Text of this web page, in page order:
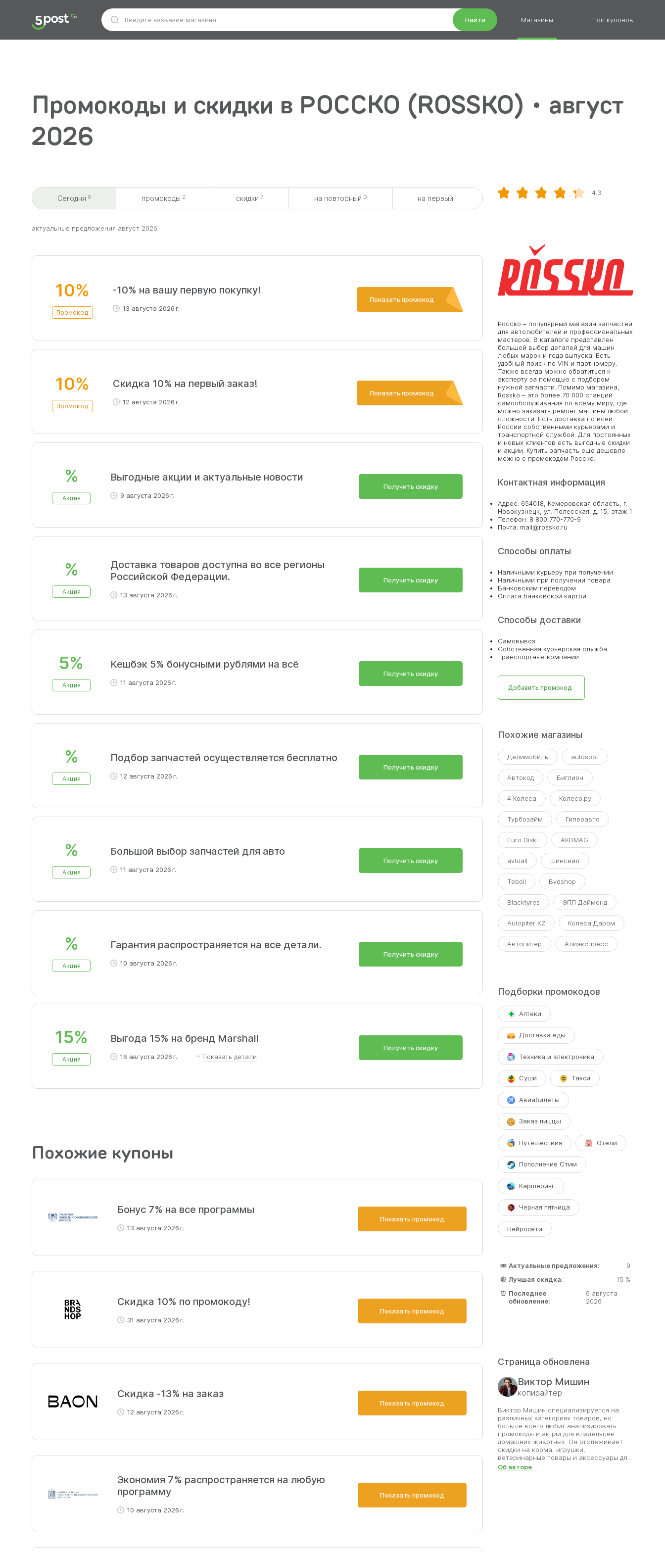
Найти Магазины Топ купонов
Промокоды и скидки в РОССКО (ROSSKO) • август
2026
Сегодня 9 промокоды 2 скидки 7 на повторный 0 на первый 1
aктуальные предложения август 2026
10%
Промокод
-10% на вашу первую покупку!
13 августа 2026 г.
Показать промокод
10%
Промокод
Скидка 10% на первый заказ!
12 августа 2026 г.
Показать промокод
%
Акция
Выгодные акции и актуальные новости
9 августа 2026 г.
Получить скидку
%
Акция
Доставка товаров доступна во все регионы
Российской Федерации.
13 августа 2026 г.
Получить скидку
5%
Акция
Кешбэк 5% бонусными рублями на всё
11 августа 2026 г.
Получить скидку
%
Акция
Подбор запчастей осуществляется бесплатно
12 августа 2026 г.
Получить скидку
%
Акция
Большой выбор запчастей для авто
11 августа 2026 г.
Получить скидку
%
Акция
Гарантия распространяется на все детали.
10 августа 2026 г.
Получить скидку
15%
Акция
Выгода 15% на бренд Marshall
16 августа 2026 г. Показать детали
Получить скидку
с 3 по 16 августа приобретайте любые запчасти бренда MARSHALL с выгодой 15%
Похожие купоны
Бонус 7% на все программы
13 августа 2026 г.
Показать промокод
Скидка 10% по промокоду!
31 августа 2026 г.
Показать промокод
Скидка -13% на заказ
12 августа 2026 г.
Показать промокод
Экономия 7% распространяется на любую
программу
10 августа 2026 г.
Показать промокод
4.3
Росско – популярный магазин запчастей
для автолюбителей и профессиональных
мастеров. В каталоге представлен
большой выбор деталей для машин
любых марок и года выпуска. Есть
удобный поиск по VIN и партномеру.
Также всегда можно обратиться к
эксперту за помощью с подбором
нужной запчасти. Помимо магазина,
Rossko – это более 70 000 станций
самообслуживания по всему миру, где
можно заказать ремонт машины любой
сложности. Есть доставка по всей
России собственными курьерами и
транспортной службой. Для постоянных
и новых клиентов есть выгодные скидки
и акции. Купить запчасть еще дешевле
можно с промокодом Росско.
Контактная информация
Адрес: 654018, Кемеровская область, г.
Новокузнецк, ул. Полесская, д. 15, этаж 1
Телефон: 8 800 770-770-9
Почта: mail@rossko.ru
Способы оплаты
Наличными курьеру при получении
Наличными при получении товара
Банковским переводом
Оплата банковской картой
Способы доставки
Самовывоз
Собственная курьерская служба
Транспортные компании
Добавить промокод
Похожие магазины
Делимобиль autospot
Автокод Биглион
4 Колеса Колесо.ру
Турбозайм Гиперавто
Euro Diski AKBMAG
avtoall Шинсейл
Teboil Bvdshop
Blacktyres ЭПЛ Даймонд
Autopiter KZ Колеса Даром
Автопитер Алиэкспресс
Подборки промокодов
Аптеки
Доставка еды
Техника и электроника
Суши Такси
Авиабилеты
Заказ пиццы
Путешествия Отели
Пополнение Стим
Каршеринг
Черная пятница
Нейросети
🎟️ Актуальные предложения:
9
🔴 Лучшая скидка:
15 %
⏰ Последнее
обновление:
6 августа
2026
Страница обновлена
Виктор Мишин
копирайтер
Виктор Мишин специализируется на
различных категориях товаров, но
больше всего любит анализировать
промокоды и акции для владельцев
домашних животных. Он отслеживает
скидки на корма, игрушки,
ветеринарные товары и аксессуары для
питомцев. Каждый найденный промокод
Виктор проверяет вручную, чтобы
Об авторе